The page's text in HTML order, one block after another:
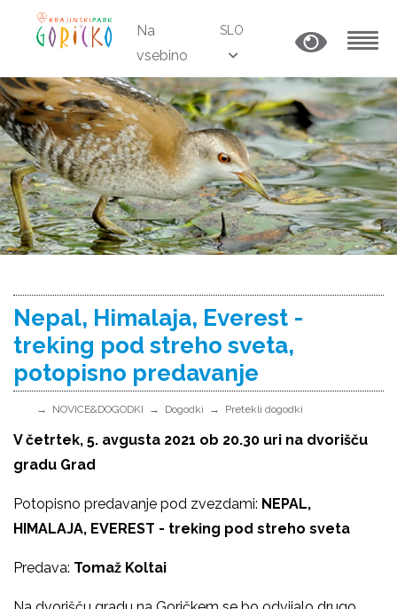
Na
vsebino
SLO
Nepal, Himalaja, Everest -
treking pod streho sveta,
potopisno predavanje
NOVICE&DOGODKI Dogodki Pretekli dogodki
V četrtek, 5. avgusta 2021 ob 20.30 uri na dvorišču
gradu Grad
Potopisno predavanje pod zvezdami: NEPAL,
HIMALAJA, EVEREST - treking pod streho sveta
Predava: Tomaž Koltai